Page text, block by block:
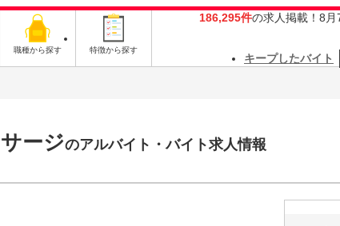
職種から探す 特徴から探す
186,295件の求人掲載！8月
キープしたバイト
ージのアルバイト・バイト求人情報